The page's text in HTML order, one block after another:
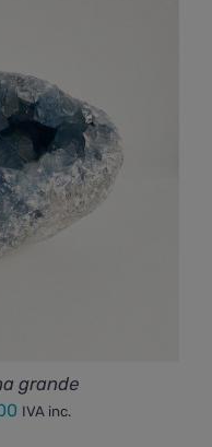
grande
Rango
IVA inc.